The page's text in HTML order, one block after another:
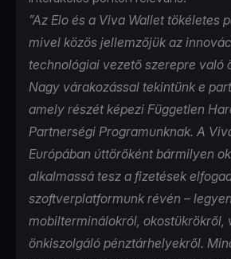
”Az Elo és a Viva Wallet tökéletes
mivel közös jellemzőjük az
technológiai vezető szerepre való
Nagy várakozással tekintünk e
amely részét képezi Független
Partnerségi Programunknak. A
Európában úttörőként bármilyen
alkalmassá tesz a fizetések
szoftverplatformunk révén –
mobilterminálokról, okostükrökről,
önkiszolgáló pénztárhelyekről.